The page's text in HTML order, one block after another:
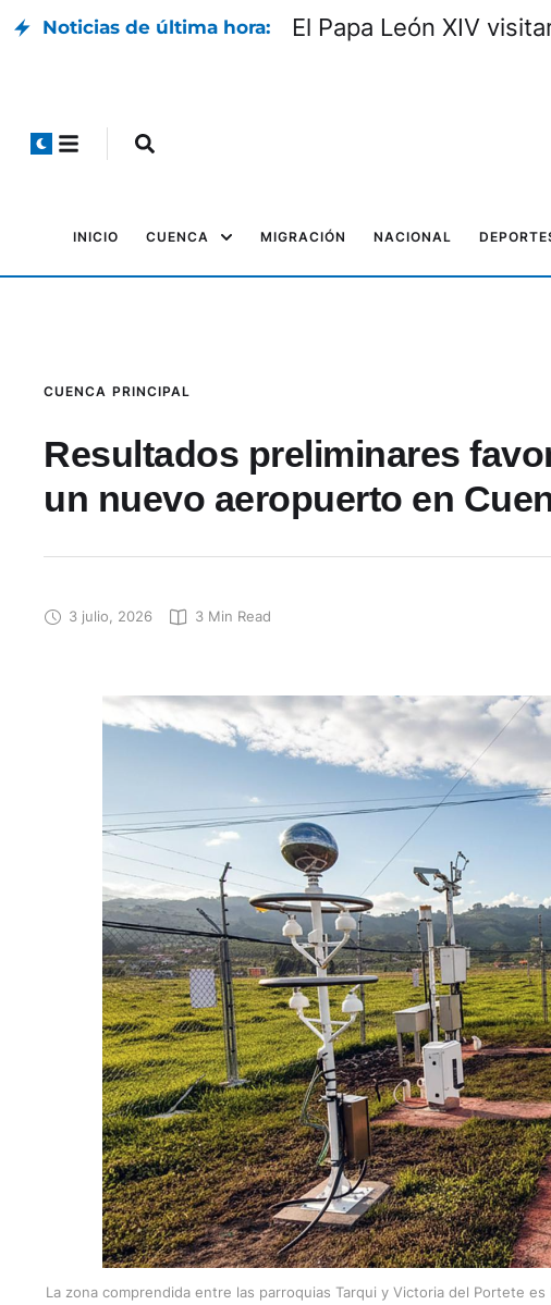
Noticias de última hora: El Papa León XIV
INICIO CUENCA MIGRACIÓN NACIONAL
CUENCA PRINCIPAL
Resultados preliminares
un nuevo aeropuerto en
3 julio, 2026 3 Min Read
La zona comprendida entre las parroquias Tarqui y Victoria del Portete